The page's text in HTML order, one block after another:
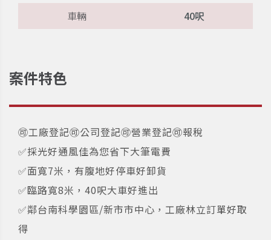
車輛 40呎
案件特色
🉑工廠登記🉑公司登記🉑營業登記🉑報稅
✅採光好通風佳為您省下大筆電費
✅面寬7米，有腹地好停車好卸貨
✅臨路寬8米，40呎大車好進出
✅鄰台南科學園區/新市市中心，工廠林立訂單好取
得